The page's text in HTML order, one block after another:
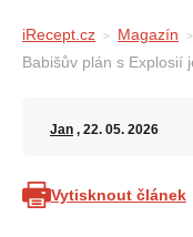
iRecept.cz Magazín
Babišův plán s Explosií
Jan , 22. 05. 2026
Vytisknout článek